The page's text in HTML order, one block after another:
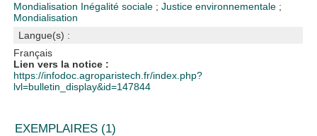
Mondialisation Inégalité sociale ;Justice environnementale ;
Mondialisation
Langue(s) :
Français
Lien vers la notice :
https://infodoc.agroparistech.fr/index.php?
lvl=bulletin_display&id=147844
EXEMPLAIRES (1)